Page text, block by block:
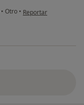
• Otro • en opinión del
Reportar